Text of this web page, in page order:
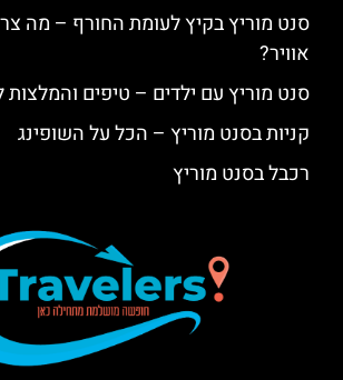
סנט מוריץ בקיץ לעומת החורף – מה
אוויר?
סנט מוריץ עם ילדים – טיפים
קניות בסנט מוריץ – הכל על השופינג
רכבל בסנט מוריץ